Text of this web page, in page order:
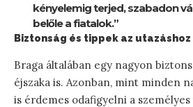
kényelemig terjed, szabadon
belőle a fiatalok.”
Biztonság és tippek az utazáshoz
Braga általában egy nagyon
éjszaka is. Azonban, mint minden
is érdemes odafigyelni a